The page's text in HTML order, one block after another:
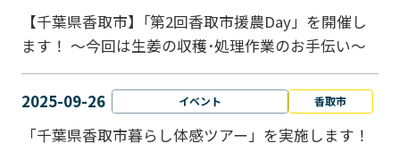
【千葉県香取市】｢第2回香取市援農Day」を開催し
ます！ ～今回は生姜の収穫･処理作業のお手伝い～
2025-09-26 イベント 香取市
「千葉県香取市暮らし体感ツアー」を実施します！